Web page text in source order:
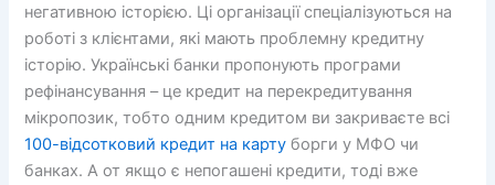
негативною історією. Ці організації спеціалізуються на
роботі з клієнтами, які мають проблемну кредитну
історію. Українські банки пропонують програми
рефінансування – це кредит на перекредитування
мікропозик, тобто одним кредитом ви закриваєте всі
100-відсотковий кредит на карту борги у МФО чи ​​
банках. А от якщо є непогашені кредити, тоді вже